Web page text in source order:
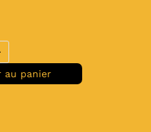
au panier